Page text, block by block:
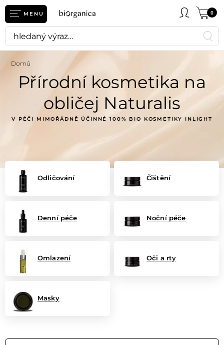
MENU 0
Domů
Přírodní kosmetika na
obličej Naturalis
V PÉČI MIMOŘÁDNĚ ÚČINNÉ 100% BIO KOSMETIKY INLIGHT
Odličování Čištění
Denní péče Noční péče
Omlazení Oči a rty
Masky